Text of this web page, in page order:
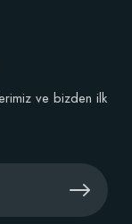
ve bizden ilk